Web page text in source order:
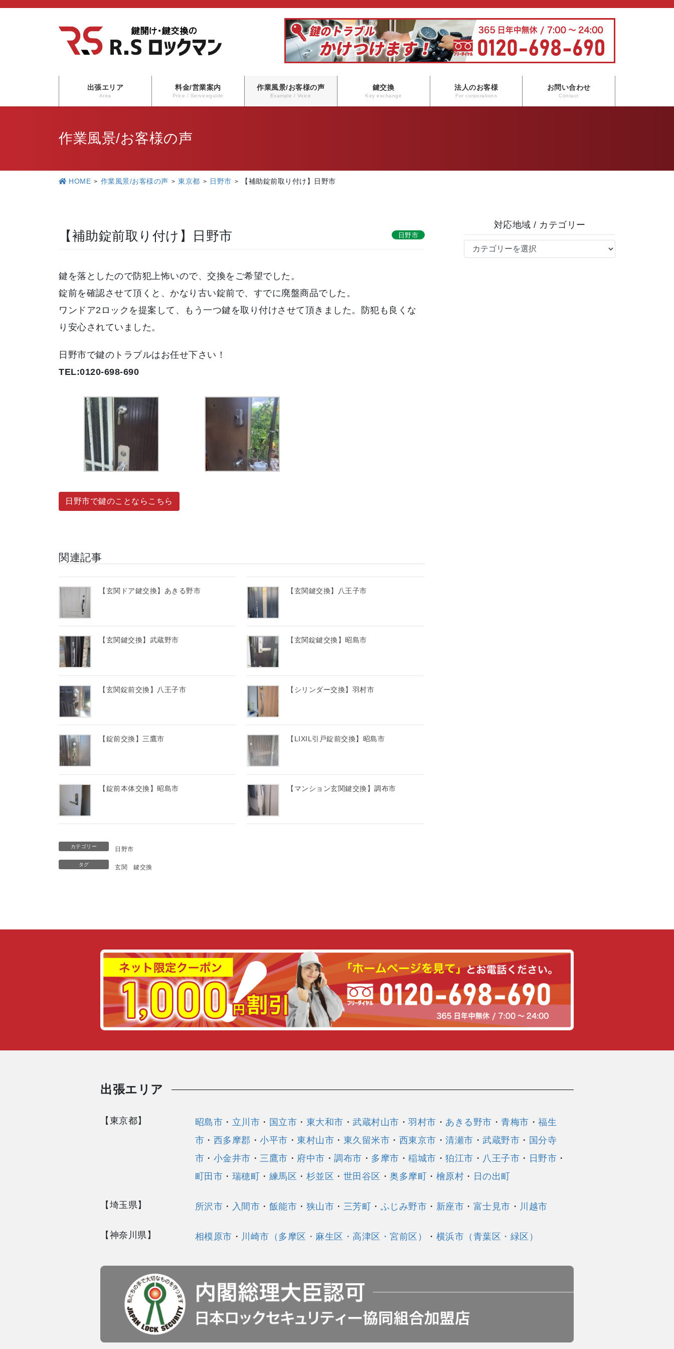
コ
ナ
出張エリア
Area
料金/営業案内
Price / Serviceguide
作業風景/お客様の声
Example / Voice
鍵交換
Key exchange
法人のお客様
For corporations
お問い合わせ
Contact
作業風景/お客様の声
HOME 作業風景/お客様の声 東京都 日野市 【補助錠前取り付け】日野市
日野市
【補助錠前取り付け】日野市
鍵を落としたので防犯上怖いので、交換をご希望でした。
錠前を確認させて頂くと、かなり古い錠前で、すでに廃盤商品でした。
ワンドア2ロックを提案して、もう一つ鍵を取り付けさせて頂きました。防犯も良くな
り安心されていました。
日野市で鍵のトラブルはお任せ下さい！
TEL:0120-698-690
日野市で鍵のことならこちら
関連記事
【玄関ドア鍵交換】あきる野市 【玄関鍵交換】八王子市
【玄関鍵交換】武蔵野市 【玄関錠鍵交換】昭島市
【玄関錠前交換】八王子市 【シリンダー交換】羽村市
【錠前交換】三鷹市 【LIXIL引戸錠前交換】昭島市
【錠前本体交換】昭島市 【マンション玄関鍵交換】調布市
カテゴリー 日野市
タグ 玄関 鍵交換
対応地域 / カテゴリー
出張エリア
【東京都】 昭島市 ・ 立川市 ・ 国立市 ・ 東大和市 ・武蔵村山市 ・羽村市 ・ あきる野市 ・青梅市 ・福生
市 ・ 西多摩郡 ・小平市 ・東村山市 ・ 東久留米市 ・ 西東京市 ・清瀬市 ・武蔵野市 ・ 国分寺
市 ・ 小金井市 ・三鷹市 ・ 府中市 ・調布市 ・ 多摩市 ・稲城市 ・狛江市 ・ 八王子市 ・ 日野市 ・
町田市 ・ 瑞穂町 ・ 練馬区 ・ 杉並区 ・ 世田谷区 ・奥多摩町 ・ 檜原村 ・ 日の出町
【埼玉県】 所沢市 ・ 入間市 ・ 飯能市 ・ 狭山市 ・ 三芳町 ・ ふじみ野市 ・ 新座市 ・ 富士見市 ・ 川越市
【神奈川県】 相模原市 ・ 川崎市（多摩区・麻生区・高津区・宮前区） ・ 横浜市（青葉区・緑区）